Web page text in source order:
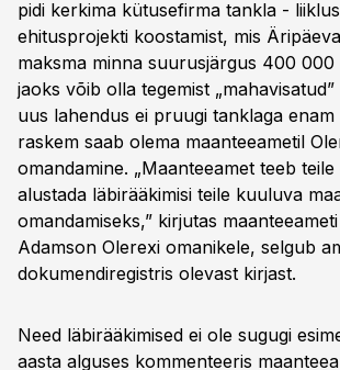
pidi kerkima kütusefirma tankla -
ehitusprojekti koostamist, mis
maksma minna suurusjärgus 400
jaoks võib olla tegemist
uus lahendus ei pruugi tanklaga enam
raskem saab olema maanteeametil
omandamine. „Maanteeamet teeb
alustada läbirääkimisi teile kuuluva
omandamiseks,” kirjutas
Adamson Olerexi omanikele, selgub
dokumendiregistris olevast kirjast.
Need läbirääkimised ei ole sugugi
aasta alguses kommenteeris